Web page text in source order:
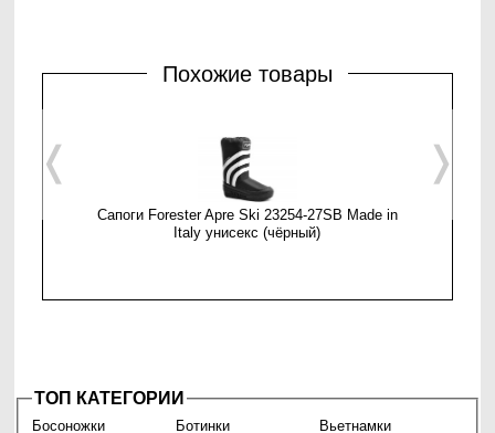
Похожие товары
Сапоги Forester Apre Ski 23254-27SB Made in
Italy унисекс (чёрный)
❬ ❭
ТОП КАТЕГОРИИ
Босоножки Ботинки Вьетнамки